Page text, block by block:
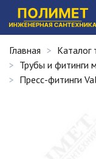
Главная Каталог
Трубы и фитинги
Пресс-фитинги